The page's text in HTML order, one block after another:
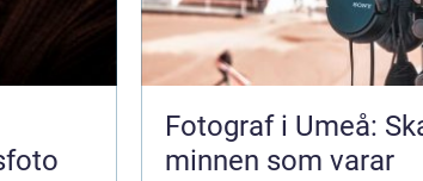
Fotograf i Umeå:
minnen som varar